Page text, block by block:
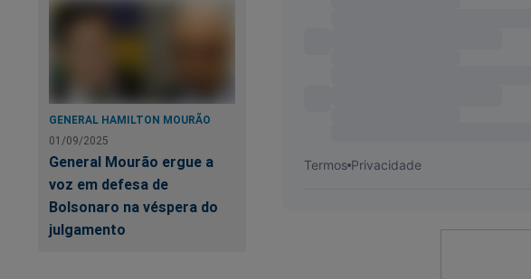
GENERAL HAMILTON MOURÃO
01/09/2025
General Mourão ergue a
voz em defesa de
Bolsonaro na véspera do
julgamento